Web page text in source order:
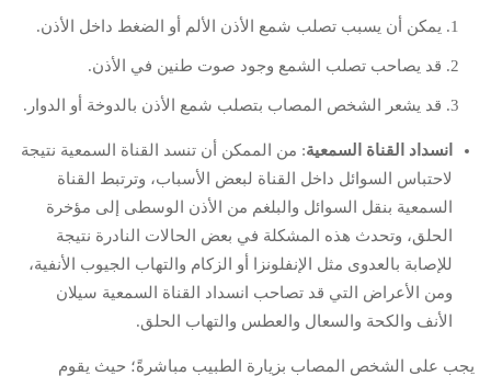
يمكن أن يسبب تصلب شمع الأذن الألم أو الضغط داخل الأذن.
قد يصاحب تصلب الشمع وجود صوت طنين في الأذن.
قد يشعر الشخص المصاب بتصلب شمع الأذن بالدوخة أو الدوار.
انسداد القناة السمعية: من الممكن أن تنسد القناة السمعية نتيجة
لاحتباس السوائل داخل القناة لبعض الأسباب، وترتبط القناة
السمعية بنقل السوائل والبلغم من الأذن الوسطى إلى مؤخرة
الحلق، وتحدث هذه المشكلة في بعض الحالات النادرة نتيجة
للإصابة بالعدوى مثل الإنفلونزا أو الزكام والتهاب الجيوب الأنفية،
ومن الأعراض التي قد تصاحب انسداد القناة السمعية سيلان
الأنف والكحة والسعال والعطس والتهاب الحلق.
يجب على الشخص المصاب بزيارة الطبيب مباشرةً؛ حيث يقوم